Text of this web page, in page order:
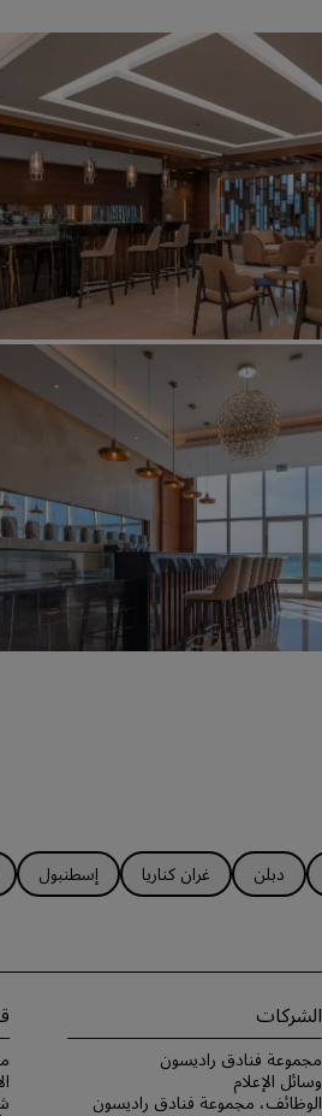
دبلن غران كناريا إسطنبول
الشركات
مجموعة فنادق راديسون
وسائل الإعلام
الوظائف، مجموعة فنادق راديسون